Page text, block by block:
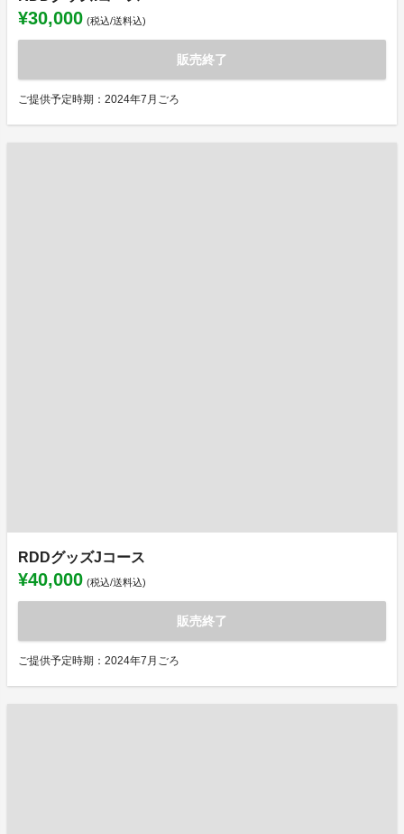
¥30,000 (税込/送料込)
販売終了
ご提供予定時期：2024年7月ごろ
RDDグッズJコース
¥40,000 (税込/送料込)
販売終了
ご提供予定時期：2024年7月ごろ